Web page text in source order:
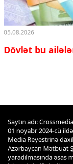
05.08.2026
Dövlət bu
Saytın adı:
01 noyabr 2024-cü
Media Reyestrinə
Azərbaycan Mətbuat
yaradılmasında əsas